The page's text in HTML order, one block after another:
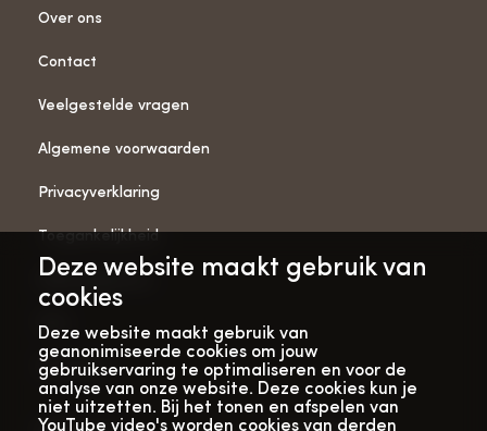
Deze website maakt gebruik van
cookies
Deze website maakt gebruik van
geanonimiseerde cookies om jouw
gebruikservaring te optimaliseren en voor de
analyse van onze website. Deze cookies kun je
niet uitzetten. Bij het tonen en afspelen van
YouTube video's worden cookies van derden
Over ons
Contact
Veelgestelde vragen
Algemene voorwaarden
Privacyverklaring
Toegankelijkheid
ANBI-gegevens
Pers
Vacatures